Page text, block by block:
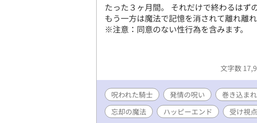
たった３ヶ月間。 それだけで終わるはず
もう一方は魔法で記憶を消されて離れ離
※注意：同意のない性行為を含みます。
文字数
呪われた騎士 発情の呪い 巻き込ま
忘却の魔法
ハッピーエンド 受け視